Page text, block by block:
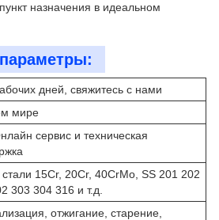
назначения в идеальном
дней, свяжитесь с нами
мире
сервис и техническая
15Cr, 20Cr, 40CrMo, SS 201 202
303 304 316 и т.д.
отжигание, старение,